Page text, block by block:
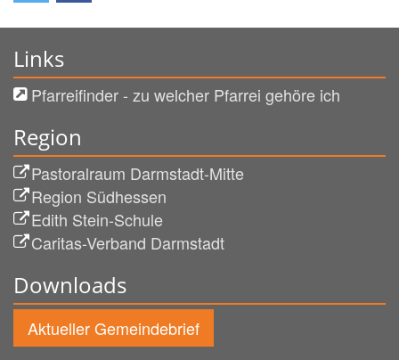
Links
Pfarreifinder - zu welcher Pfarrei gehöre ich
Region
Pastoralraum Darmstadt-Mitte
Region Südhessen
Edith Stein-Schule
Caritas-Verband Darmstadt
Downloads
Aktueller Gemeindebrief